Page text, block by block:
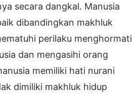
secara dangkal. Manusia
dibandingkan makhluk
perilaku menghormati
dan mengasihi orang
memiliki hati nurani
dimiliki makhluk hidup